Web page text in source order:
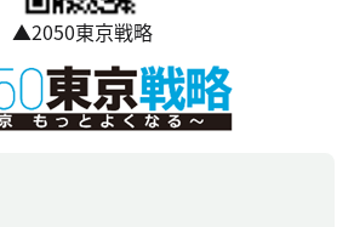
▲2050東京戦略